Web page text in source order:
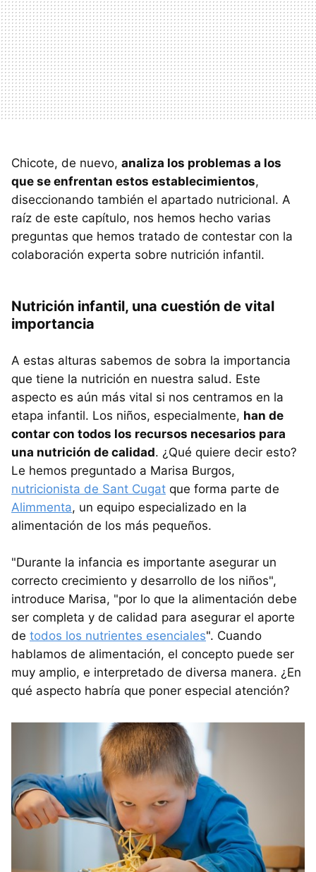
Chicote, de nuevo, analiza los problemas a los
que se enfrentan estos establecimientos,
diseccionando también el apartado nutricional. A
raíz de este capítulo, nos hemos hecho varias
preguntas que hemos tratado de contestar con la
colaboración experta sobre nutrición infantil.
Nutrición infantil, una cuestión de vital
importancia
A estas alturas sabemos de sobra la importancia
que tiene la nutrición en nuestra salud. Este
aspecto es aún más vital si nos centramos en la
etapa infantil. Los niños, especialmente, han de
contar con todos los recursos necesarios para
una nutrición de calidad. ¿Qué quiere decir esto?
Le hemos preguntado a Marisa Burgos,
nutricionista de Sant Cugat que forma parte de
Alimmenta, un equipo especializado en la
alimentación de los más pequeños.
"Durante la infancia es importante asegurar un
correcto crecimiento y desarrollo de los niños",
introduce Marisa, "por lo que la alimentación debe
ser completa y de calidad para asegurar el aporte
de todos los nutrientes esenciales". Cuando
hablamos de alimentación, el concepto puede ser
muy amplio, e interpretado de diversa manera. ¿En
qué aspecto habría que poner especial atención?